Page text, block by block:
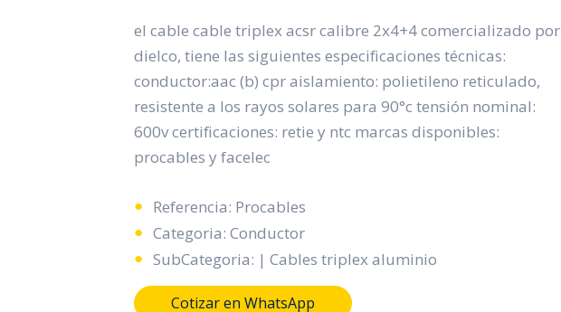
el cable cable triplex acsr calibre 2x4+4 comercializado por
dielco, tiene las siguientes especificaciones técnicas:
conductor:aac (b) cpr aislamiento: polietileno reticulado,
resistente a los rayos solares para 90°c tensión nominal:
600v certificaciones: retie y ntc marcas disponibles:
procables y facelec
Referencia: Procables
Categoria: Conductor
SubCategoria: | Cables triplex aluminio
Cotizar en WhatsApp